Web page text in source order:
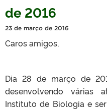
de 2016
23 de março de 2016
Caros amigos,
Dia 28 de março de
desenvolvendo várias
Instituto de Biologia e